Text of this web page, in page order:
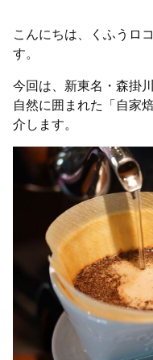
こんにちは、くふうロ
す。
今回は、新東名・森掛
自然に囲まれた「自家
介します。